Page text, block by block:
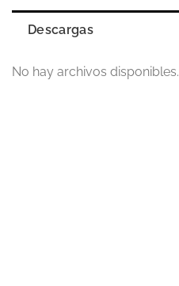
Descargas
No hay archivos disponibles.